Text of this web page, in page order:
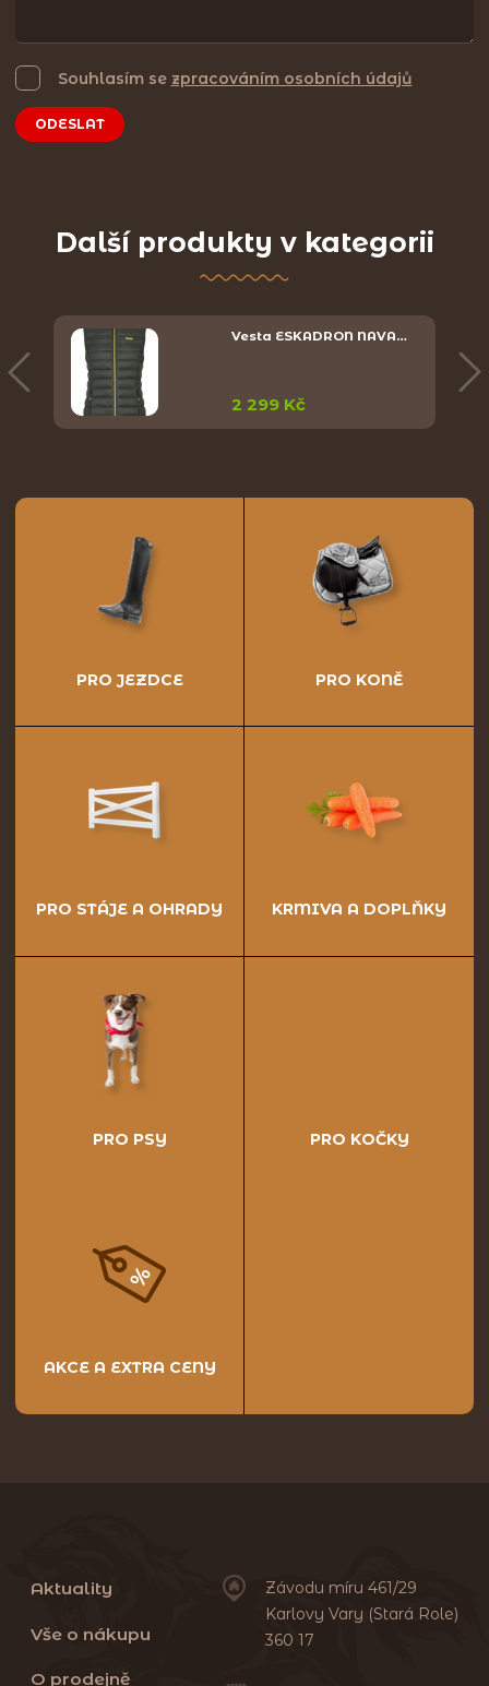
Souhlasím se zpracováním osobních údajů
ODESLAT
Další produkty v kategorii
Vesta ESKADRON NAVA…
2 299 Kč
PRO JEZDCE PRO KONĚ
PRO STÁJE A OHRADY KRMIVA A DOPLŇKY
PRO PSY PRO KOČKY
AKCE A EXTRA CENY
Aktuality
Vše o nákupu
O prodejně
Závodu míru 461/29
Karlovy Vary (Stará Role)
360 17